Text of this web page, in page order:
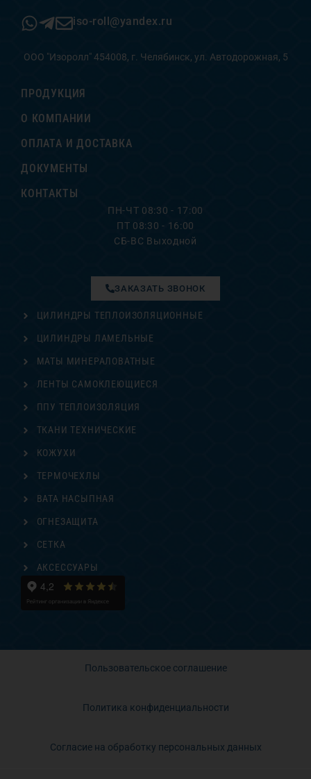
iso-roll@yandex.ru
ООО "Изоролл" 454008, г. Челябинск, ул. Автодорожная, 5
ПРОДУКЦИЯ
О КОМПАНИИ
ОПЛАТА И ДОСТАВКА
ДОКУМЕНТЫ
КОНТАКТЫ
ПН-ЧТ 08:30 - 17:00
ПТ 08:30 - 16:00
СБ-ВС Выходной
ЦИЛИНДРЫ ТЕПЛОИЗОЛЯЦИОННЫЕ
ЦИЛИНДРЫ ЛАМЕЛЬНЫЕ
МАТЫ МИНЕРАЛОВАТНЫЕ
ЛЕНТЫ САМОКЛЕЮЩИЕСЯ
ППУ ТЕПЛОИЗОЛЯЦИЯ
ТКАНИ ТЕХНИЧЕСКИЕ
ЗАКАЗАТЬ ЗВОНОК
КОЖУХИ
ТЕРМОЧЕХЛЫ
ВАТА НАСЫПНАЯ
ОГНЕЗАЩИТА
СЕТКА
АКСЕССУАРЫ
Пользовательское соглашение
Политика конфиденциальности
Согласие на обработку персональных данных